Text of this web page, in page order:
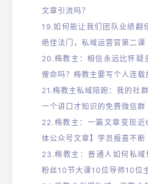
文章引流吗？
19.如何能让我们团队业绩翻
绝佳法门，私域运营官第二课
20.梅教主：相信永远比怀疑
傻命吗？梅教主要写个人连载
21.梅教主私域陪跑：我的社
一个讲口才知识的免费微信群
22.梅教主：一篇文章变现
体公众号文章】学员报喜不断
23 .梅教主：普通人如何私
粉丝10节大课10位导师10位